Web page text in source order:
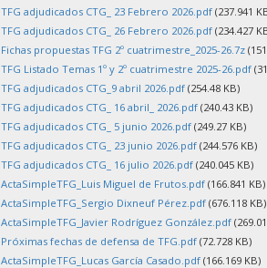
TFG adjudicados CTG_ 23 Febrero 2026.pdf (237.941
TFG adjudicados CTG_ 26 Febrero 2026.pdf (234.427
Fichas propuestas TFG 2º cuatrimestre_2025-26.7z
TFG Listado Temas 1º y 2º cuatrimestre 2025-26.pdf
TFG adjudicados CTG_9 abril 2026.pdf (254.48 KB)
TFG adjudicados CTG_ 16 abril_ 2026.pdf (240.43 KB)
TFG adjudicados CTG_ 5 junio 2026.pdf (249.27 KB)
TFG adjudicados CTG_ 23 junio 2026.pdf (244.576 KB)
TFG adjudicados CTG_ 16 julio 2026.pdf (240.045 KB)
ActaSimpleTFG_Luis Miguel de Frutos.pdf (166.841 KB)
ActaSimpleTFG_Sergio Dixneuf Pérez.pdf (676.118 KB)
ActaSimpleTFG_Javier Rodríguez González.pdf
Próximas fechas de defensa de TFG.pdf (72.728 KB)
ActaSimpleTFG_Lucas García Casado.pdf (166.169 KB)